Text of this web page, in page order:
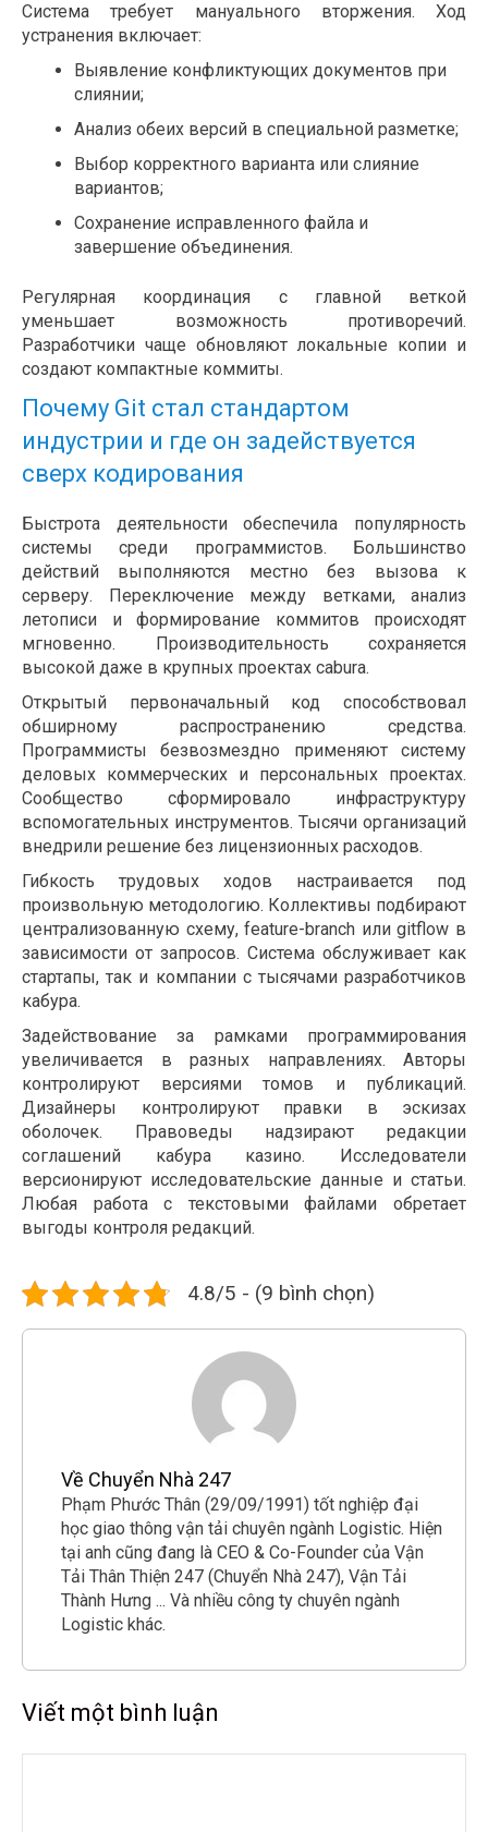
Система требует мануального вторжения. Ход
устранения включает:
Выявление конфликтующих документов при
слиянии;
Анализ обеих версий в специальной разметке;
Выбор корректного варианта или слияние
вариантов;
Сохранение исправленного файла и
завершение объединения.
Регулярная координация с главной веткой
уменьшает возможность противоречий.
Разработчики чаще обновляют локальные копии и
создают компактные коммиты.
Почему Git стал стандартом
индустрии и где он задействуется
сверх кодирования
Быстрота деятельности обеспечила популярность
системы среди программистов. Большинство
действий выполняются местно без вызова к
серверу. Переключение между ветками, анализ
летописи и формирование коммитов происходят
мгновенно. Производительность сохраняется
высокой даже в крупных проектах cabura.
Открытый первоначальный код способствовал
обширному распространению средства.
Программисты безвозмездно применяют систему
деловых коммерческих и персональных проектах.
Сообщество сформировало инфраструктуру
вспомогательных инструментов. Тысячи организаций
внедрили решение без лицензионных расходов.
Гибкость трудовых ходов настраивается под
произвольную методологию. Коллективы подбирают
централизованную схему, feature-branch или gitflow в
зависимости от запросов. Система обслуживает как
стартапы, так и компании с тысячами разработчиков
кабура.
Задействование за рамками программирования
увеличивается в разных направлениях. Авторы
контролируют версиями томов и публикаций.
Дизайнеры контролируют правки в эскизах
оболочек. Правоведы надзирают редакции
соглашений кабура казино. Исследователи
версионируют исследовательские данные и статьи.
Любая работа с текстовыми файлами обретает
выгоды контроля редакций.
4.8/5 - (9 bình chọn)
Về Chuyển Nhà 247
Phạm Phước Thân (29/09/1991) tốt nghiệp đại
học giao thông vận tải chuyên ngành Logistic. Hiện
tại anh cũng đang là CEO & Co-Founder của Vận
Tải Thân Thiện 247 (Chuyển Nhà 247), Vận Tải
Thành Hưng ... Và nhiều công ty chuyên ngành
Logistic khác.
Viết một bình luận